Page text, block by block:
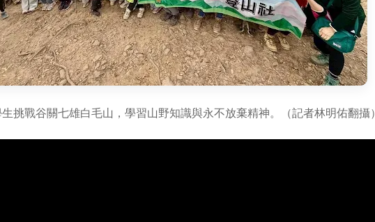
挑戰谷關七雄白毛山，學習山野知識與永不放棄精神。（記者林明佑翻攝）